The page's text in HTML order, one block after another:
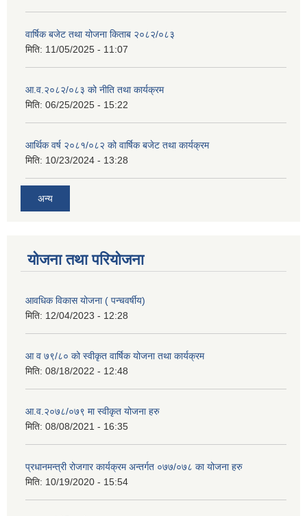
वार्षिक बजेट तथा योजना किताब २०८२/०८३
मिति: 11/05/2025 - 11:07
आ.व.२०८२/०८३ को नीति तथा कार्यक्रम
मिति: 06/25/2025 - 15:22
आर्थिक वर्ष २०८१/०८२ को वार्षिक बजेट तथा कार्यक्रम
मिति: 10/23/2024 - 13:28
अन्य
योजना तथा परियोजना
आवधिक विकास योजना ( पन्चवर्षीय)
मिति: 12/04/2023 - 12:28
आ व ७९/८० को स्वीकृत वार्षिक योजना तथा कार्यक्रम
मिति: 08/18/2022 - 12:48
आ.व.२०७८/०७९ मा स्वीकृत योजना हरु
मिति: 08/08/2021 - 16:35
प्रधानमन्त्री रोजगार कार्यक्रम अन्तर्गत ०७७/०७८ का योजना हरु
मिति: 10/19/2020 - 15:54